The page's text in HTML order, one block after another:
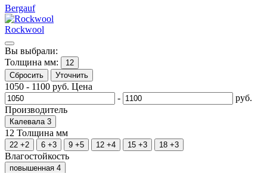
Bergauf
Rockwool
Вы выбрали:
Толщина мм:
12
Сбросить
Уточнить
1050 - 1100 руб. Цена
-
руб.
Производитель
Калевала 3
12 Толщина мм
22 +2 6 +3 9 +5 12 +4 15 +3 18 +3
Влагостойкость
повышенная 4